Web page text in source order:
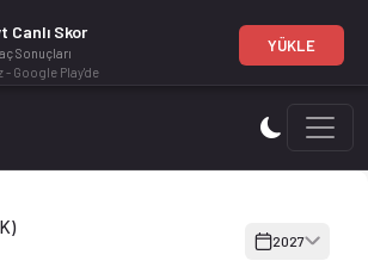
Kadro, fikstür ve canlı skor
2027
Canlı Skor
Sonuçları
- Google Play'de
YÜKLE